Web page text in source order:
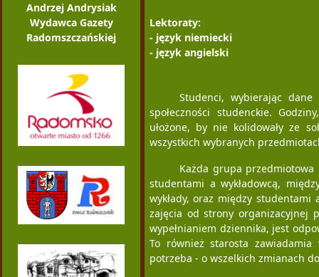
Andrzej Andrysiak
Wydawca Gazety
Radomszczańskiej
Lektoraty:
- język niemiecki
- język angielski
Studenci, wybierając
społeczności studenckie.
ułożone, by nie kolidowały ze
wszystkich wybranych
Każda grupa przedmiotowa
studentami a wykładowcą,
wykłady, oraz między
zajęcia od strony organizacyjnej
wypełnianiem dziennika, jest
To również starosta
potrzeba - o wszelkich zmianach